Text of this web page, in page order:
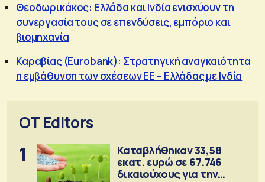
Θεοδωρικάκος: Ελλάδα και Ινδία ενισχύουν τη
συνεργασία τους σε επενδύσεις, εμπόριο και
βιομηχανία
Καραβίας (Eurobank): Στρατηγική αναγκαιότητα
η εμβάθυνση των σχέσεων ΕΕ – Ελλάδας με Ινδία
OT Editors
1
Καταβλήθηκαν 33,58
εκατ. ευρώ σε 67.746
δικαιούχους για την